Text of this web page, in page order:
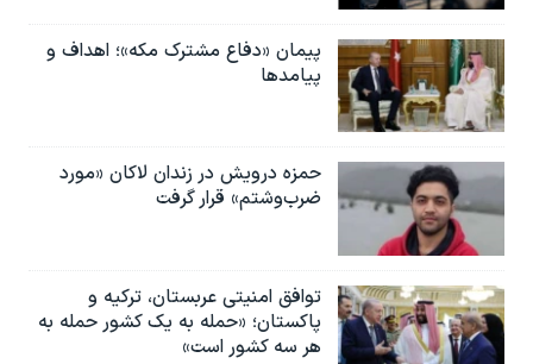
پیمان «دفاع مشترک مکه»؛ اهداف و
پیامدها
حمزه درویش در زندان لاکان «مورد
ضرب‌وشتم» قرار گرفت
توافق امنیتی عربستان، ترکیه و
پاکستان؛ «حمله به یک کشور حمله به
هر سه کشور است»